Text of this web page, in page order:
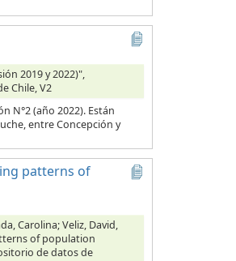
2019 y 2022)",
Chile, V2
N°2 (año 2022). Están
entre Concepción y
patterns of
Carolina; Veliz, David,
of population
de datos de